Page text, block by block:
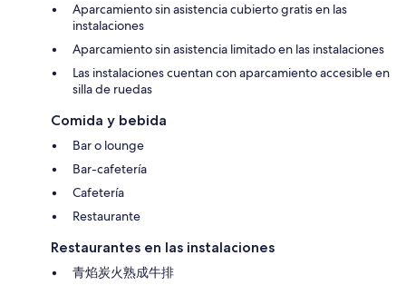
Aparcamiento sin asistencia cubierto gratis en las
instalaciones
Aparcamiento sin asistencia limitado en las instalaciones
Las instalaciones cuentan con aparcamiento accesible en
silla de ruedas
Comida y bebida
Bar o lounge
Bar-cafetería
Cafetería
Restaurante
Restaurantes en las instalaciones
青焰炭火熟成牛排